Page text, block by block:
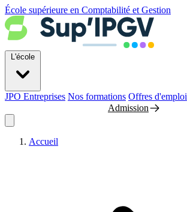
École supérieure en Comptabilité et Gestion
L'école
JPO Entreprises Nos formations Offres d'emploi
Admission
Accueil